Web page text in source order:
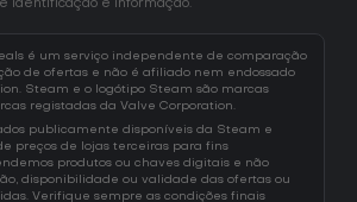
identificação e informação.
é um serviço independente de comparação
de ofertas e não é afiliado nem endossado
Steam e o logótipo Steam são marcas
registadas da Valve Corporation.
publicamente disponíveis da Steam e
preços de lojas terceiras para fins
produtos ou chaves digitais e não
disponibilidade ou validade das ofertas ou
Verifique sempre as condições finais